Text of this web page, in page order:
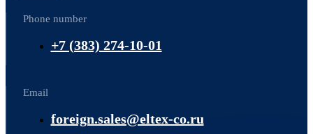
Phone number
+7 (383) 274-10-01
Email
foreign.sales@eltex-co.ru